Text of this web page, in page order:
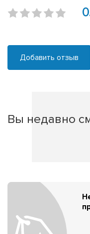
Добавить отзыв
Вы недавно